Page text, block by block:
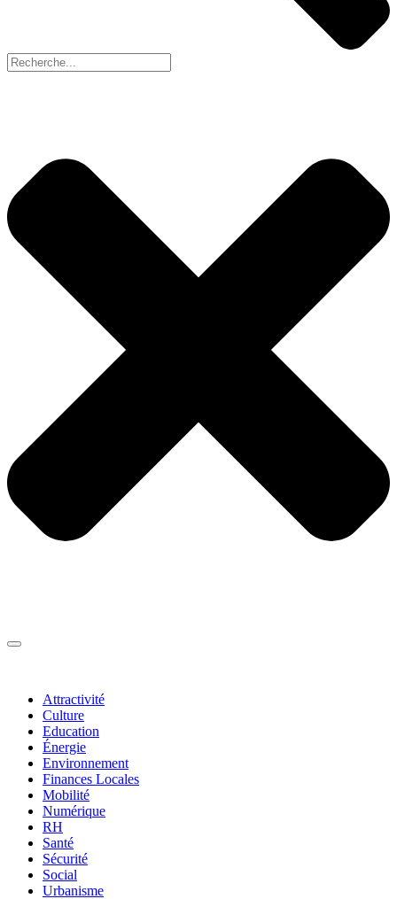
Attractivité
Culture
Education
Énergie
Environnement
Finances Locales
Mobilité
Numérique
RH
Santé
Sécurité
Social
Urbanisme